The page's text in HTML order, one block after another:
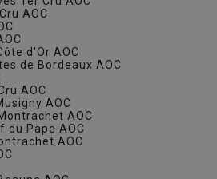
AOC
d'Or AOC
de Bordeaux AOC
AOC
AOC
AOC
du Pape AOC
AOC